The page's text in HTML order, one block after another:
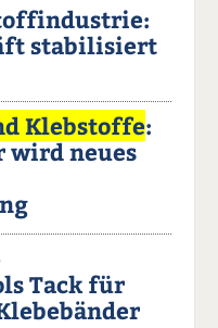
stabilisiert
Klebstoffe:
wird neues
Tack für